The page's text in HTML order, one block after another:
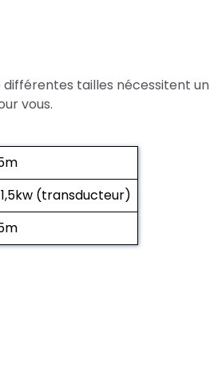
différentes tailles nécessitent un
vous.
(transducteur)